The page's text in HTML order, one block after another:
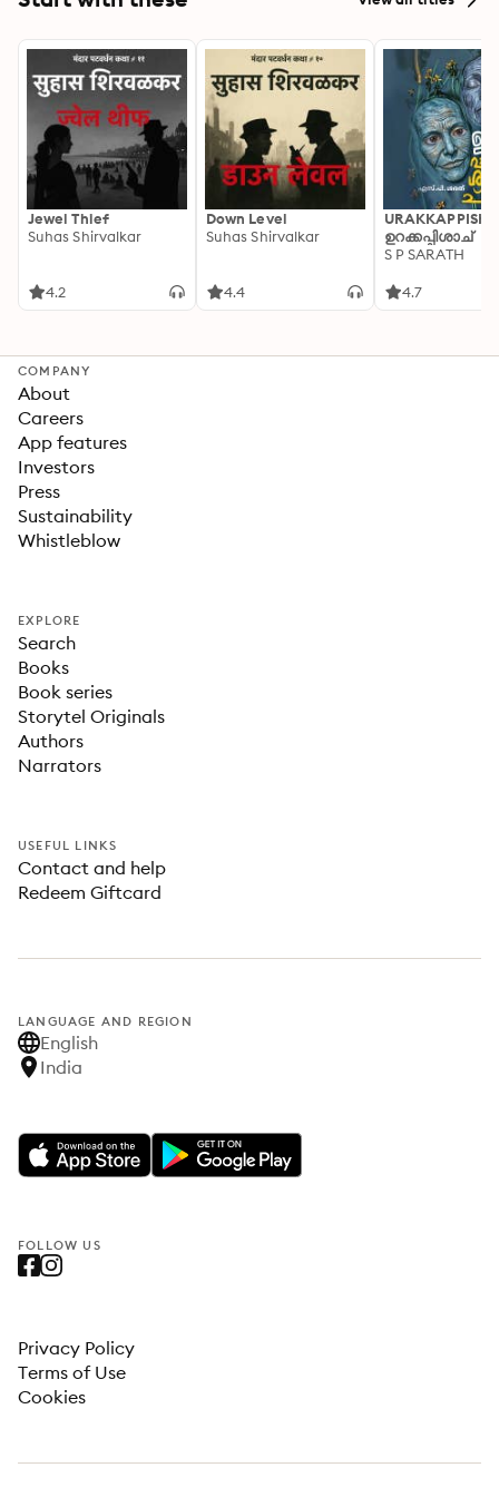
Jewel Thief
Suhas Shirvalkar
4.2
Down Level
Suhas Shirvalkar
4.4
ഉറക്കപ്പിശാച്
S P SARATH
4.7
COMPANY
About
Careers
App features
Investors
Press
Sustainability
Whistleblow
EXPLORE
Search
Books
Book series
Storytel Originals
Authors
Narrators
USEFUL LINKS
Contact and help
Redeem Giftcard
LANGUAGE AND REGION
English
India
FOLLOW US
Privacy Policy
Terms of Use
Cookies